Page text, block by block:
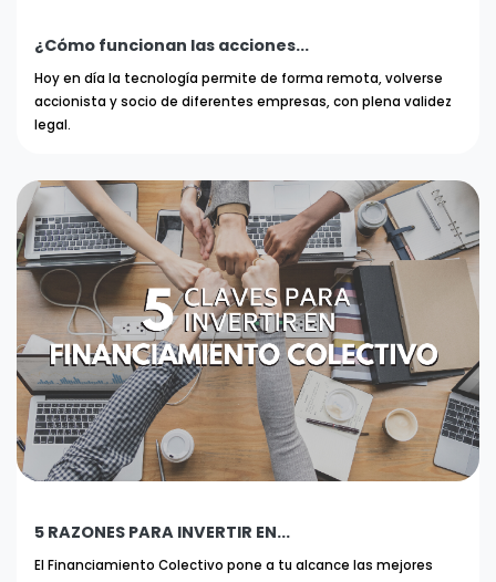
¿Cómo funcionan las acciones...
Hoy en día la tecnología permite de forma remota, volverse
accionista y socio de diferentes empresas, con plena validez
legal.
5 RAZONES PARA INVERTIR EN...
El Financiamiento Colectivo pone a tu alcance las mejores